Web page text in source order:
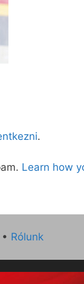
.
Learn how
• Rólunk